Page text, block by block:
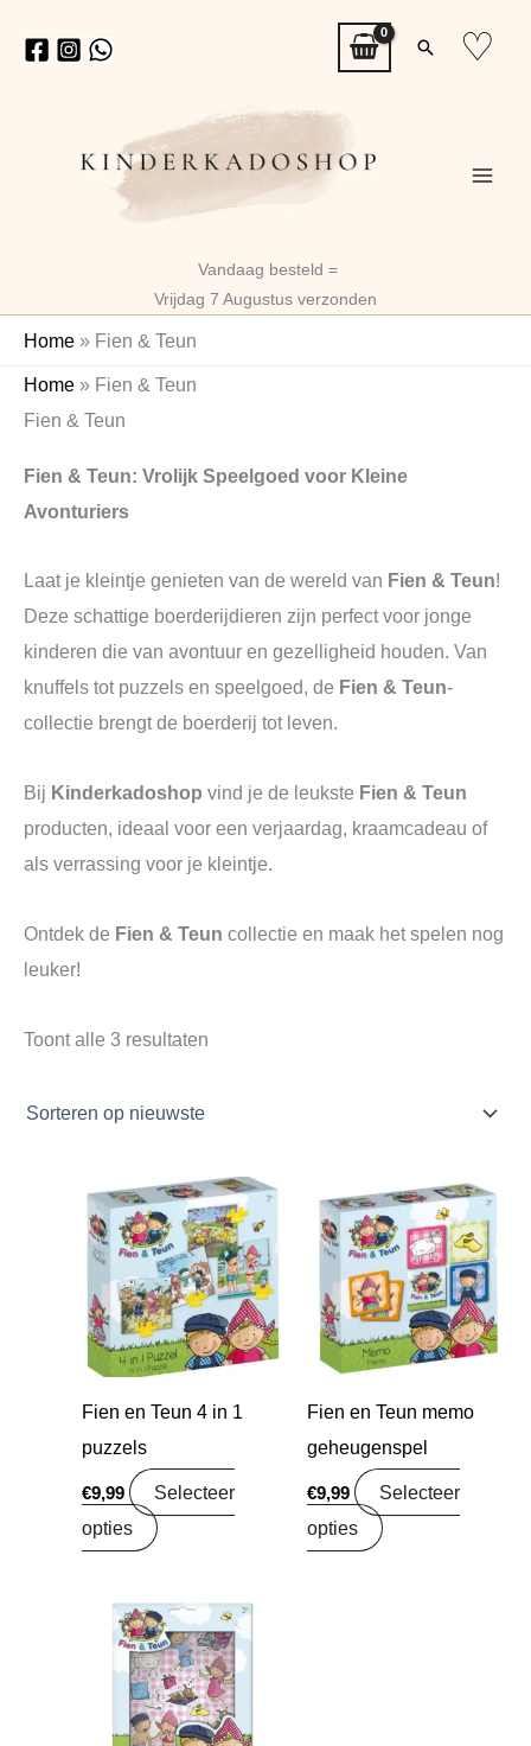
naar
Zoeken
♡
Vandaag besteld =
Vrijdag 7 Augustus verzonden
Home » Fien & Teun
Home » Fien & Teun
Fien & Teun
Fien & Teun: Vrolijk Speelgoed voor Kleine
Avonturiers
Laat je kleintje genieten van de wereld van Fien & Teun!
Deze schattige boerderijdieren zijn perfect voor jonge
kinderen die van avontuur en gezelligheid houden. Van
knuffels tot puzzels en speelgoed, de Fien & Teun-
collectie brengt de boerderij tot leven.
Bij Kinderkadoshop vind je de leukste Fien & Teun
producten, ideaal voor een verjaardag, kraamcadeau of
als verrassing voor je kleintje.
Ontdek de Fien & Teun collectie en maak het spelen nog
leuker!
Toont alle 3 resultaten
Fien en Teun 4 in 1
puzzels
€9,99
Selecteer
opties
Fien en Teun memo
geheugenspel
€9,99
Selecteer
opties